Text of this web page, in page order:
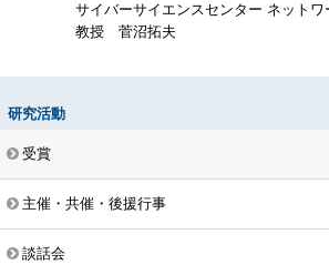
サイバーサイエンスセンター ネットワ
教授 菅沼拓夫
研究活動
受賞
主催・共催・後援行事
談話会